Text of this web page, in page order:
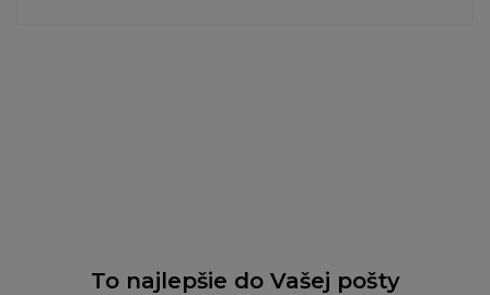
To najlepšie do Vašej pošty